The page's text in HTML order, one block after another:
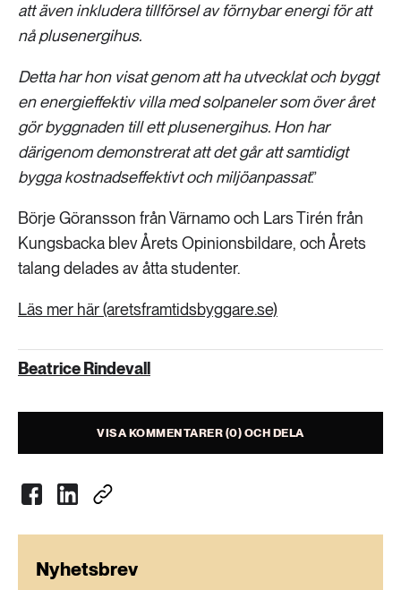
att även inkludera tillförsel av förnybar energi för att
nå plusenergihus.
Detta har hon visat genom att ha utvecklat och byggt
en energieffektiv villa med solpaneler som över året
gör byggnaden till ett plusenergihus. Hon har
därigenom demonstrerat att det går att samtidigt
bygga kostnadseffektivt och miljöanpassat.”
Börje Göransson från Värnamo och Lars Tirén från
Kungsbacka blev Årets Opinionsbildare, och Årets
talang delades av åtta studenter.
Läs mer här (aretsframtidsbyggare.se)
Beatrice Rindevall
VISA KOMMENTARER (0) OCH DELA
Nyhetsbrev